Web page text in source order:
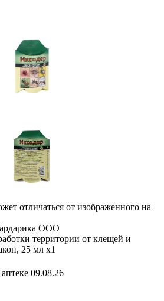
отличаться от изображенного на
ООО
территории от клещей и
25 мл x1
09.08.26